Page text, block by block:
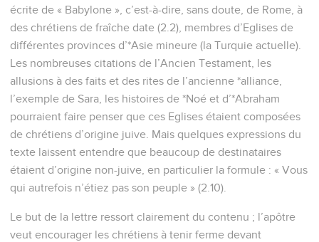
écrite de « Babylone », c’est-à-dire, sans doute, de Rome, à
des chrétiens de fraîche date (2.2), membres d’Eglises de
différentes provinces d’*Asie mineure (la Turquie actuelle).
Les nombreuses citations de l’Ancien Testament, les
allusions à des faits et des rites de l’ancienne *alliance,
l’exemple de Sara, les histoires de *Noé et d’*Abraham
pourraient faire penser que ces Eglises étaient composées
de chrétiens d’origine juive. Mais quelques expressions du
texte laissent entendre que beaucoup de destinataires
étaient d’origine non-juive, en particulier la formule : « Vous
qui autrefois n’étiez pas son peuple » (2.10).
Le but de la lettre ressort clairement du contenu ; l’apôtre
veut encourager les chrétiens à tenir ferme devant